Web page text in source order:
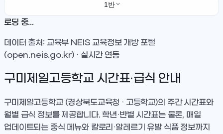
1반
로딩 중...
데이터 출처: 교육부 NEIS 교육정보 개방 포털
(open.neis.go.kr) · 실시간 연동
구미제일고등학교 시간표·급식 안내
구미제일고등학교(경상북도교육청 · 고등학교)의 주간 시간표와
월별 급식 정보를 제공합니다. 학년·반별 시간표는 물론, 매일
업데이트되는 중식 메뉴와 칼로리·알레르기 유발 식품 정보까지